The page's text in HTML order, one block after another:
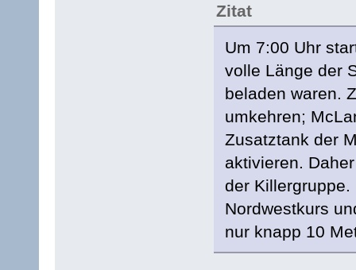
Zitat
Um 7:00 Uhr
volle Länge der
beladen waren.
umkehren;
Zusatztank der
aktivieren.
der
Nordwestkurs
nur knapp 10